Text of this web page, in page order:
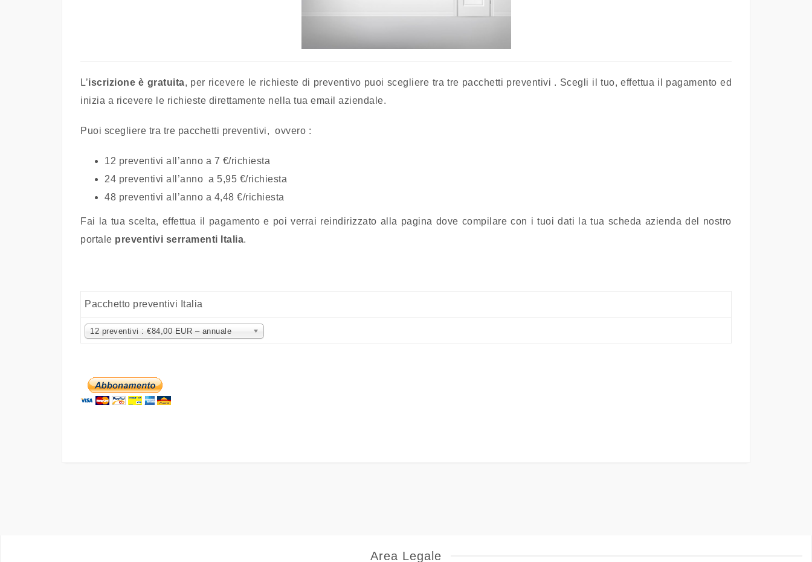
L’iscrizione è gratuita, per ricevere le richieste di preventivo puoi scegliere tra tre pacchetti preventivi . Scegli il tuo, effettua il pagamento ed
inizia a ricevere le richieste direttamente nella tua email aziendale.
Puoi scegliere tra tre pacchetti preventivi, ovvero :
12 preventivi all’anno a 7 €/richiesta
24 preventivi all’anno a 5,95 €/richiesta
48 preventivi all’anno a 4,48 €/richiesta
Fai la tua scelta, effettua il pagamento e poi verrai reindirizzato alla pagina dove compilare con i tuoi dati la tua scheda azienda del nostro
portale preventivi serramenti Italia.
Pacchetto preventivi Italia
12 preventivi : €84,00 EUR – annuale
Area Legale